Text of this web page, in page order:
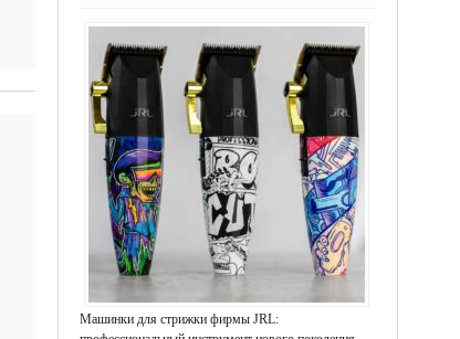
Машинки для стрижки фирмы JRL: